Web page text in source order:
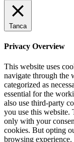
Tanca
Privacy Overview
This website uses
navigate through the
categorized as
essential for the
also use third-party
you use this website.
only with your
cookies. But opting
browsing experience.